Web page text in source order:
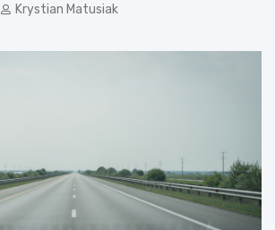
Krystian Matusiak